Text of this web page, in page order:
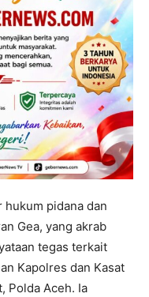
pidana dan
Gea, yang akrab
tegas terkait
Kapolres dan Kasat
Polda Aceh. Ia